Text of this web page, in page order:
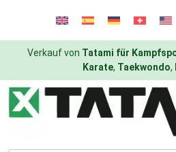
Verkauf von Tatami für
Karate, Taekwondo,